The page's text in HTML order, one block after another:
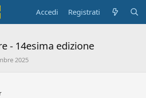
Accedi Registrati
- 14esima edizione
2025